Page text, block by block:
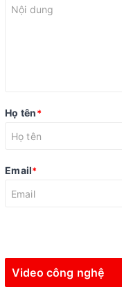
Họ tên*
Email*
Video công nghệ